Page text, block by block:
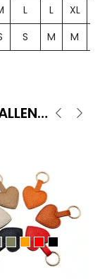
L L XL
S M M